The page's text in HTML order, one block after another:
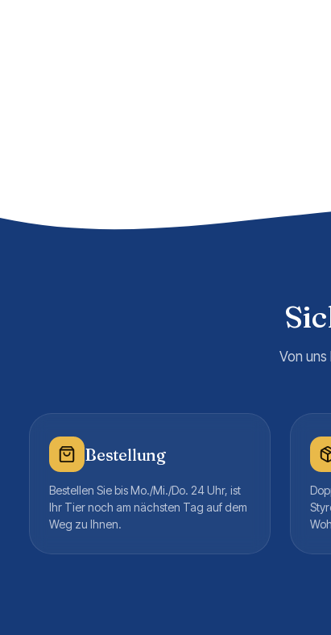
Von
Bestellung
Bestellen Sie bis Mo./Mi./Do. 24 Uhr, ist
Ihr Tier noch am nächsten Tag auf dem
Weg zu Ihnen.